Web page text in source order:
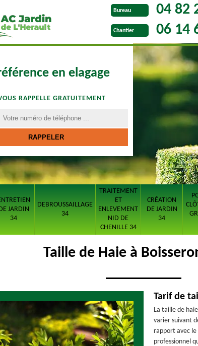
Bureau 04 82
Chantier 06 14
en elagage
RAPPELLE GRATUITEMENT
JARDIN
34
DEBROUSSAILLAGE
34
TRAITEMENT
ET
ENLEVEMENT
NID DE
CHENILLE 34
CRÉATION
DE JARDIN
34
Taille de Haie à
Tarif de
La taille de
varier suivant
rapport avec
professionnel